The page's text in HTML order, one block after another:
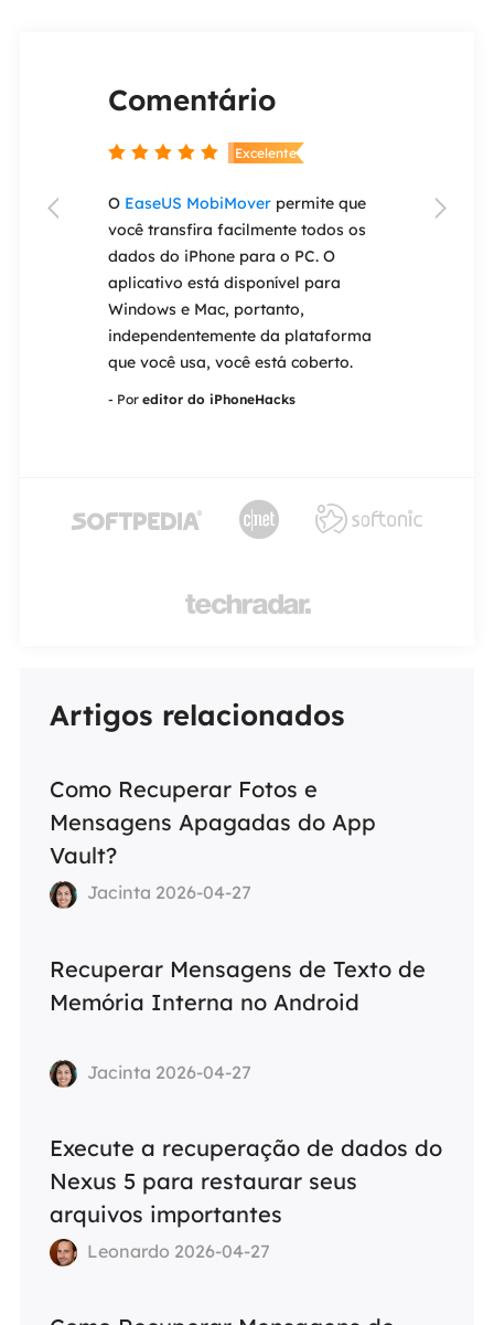
Wizard
Comentário
 Excelente
O EaseUS MobiMoverpermite que
você transfira facilmente todos os
dados do iPhone para o PC. O
aplicativo está disponível para
Windows e Mac, portanto,
independentemente da plataforma
que você usa, você está coberto.
- Por editor do iPhoneHacks
Se você
 
  

Artigos relacionados
Como Recuperar Fotos e
Mensagens Apagadas do App
Vault?
Jacinta 2026-04-27
Recuperar Mensagens de Texto de
Memória Interna no Android
Jacinta 2026-04-27
Execute a recuperação de dados do
Nexus 5 para restaurar seus
arquivos importantes
Leonardo 2026-04-27